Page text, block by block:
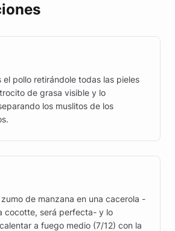
el pollo retirándole todas las pieles
de grasa visible y lo
los muslitos de los
zumo de manzana en una cacerola -
cocotte, será perfecta- y lo
a fuego medio (7/12) con la